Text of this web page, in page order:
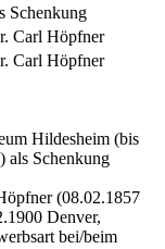
Schenkung
Carl Höpfner
Carl Höpfner
Hildesheim (bis
als Schenkung
(08.02.1857
Denver,
bei/beim